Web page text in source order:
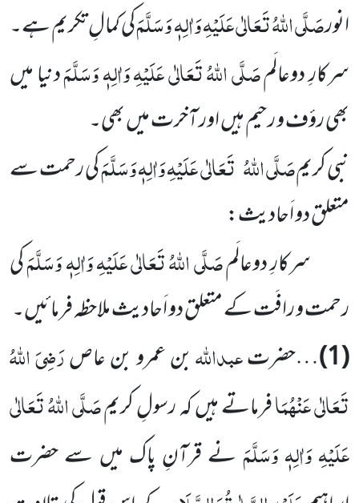
انورصَلَّی اللہُ تَعَالٰی عَلَیْہِ وَاٰلِہٖ وَسَلَّمَکی کمالِ تکریم ہے۔
سرکارِ دوعالَمصَلَّی اللہُ تَعَالٰی عَلَیْہِ وَاٰلِہٖ وَسَلَّمَدنیا میں
بھی رؤف و رحیم ہیں اور آخرت میں بھی۔
نبی کریمصَلَّی اللہُ تَعَالٰی عَلَیْہِ وَاٰلِہٖ وَسَلَّمَکی رحمت سے
متعلق دو اَحادیث:
سرکارِ دوعالَمصَلَّی اللہُ تَعَالٰی عَلَیْہِ وَاٰلِہٖ وَسَلَّمَکی
رحمت و رافَت کے متعلق دو اَحادیث ملاحظہ فرمائیں۔
(1) …حضرتعبداللہبن عمرو بن عاصرَضِیَ اللہُ
تَعَالٰی عَنْہُمَافرماتے ہیں کہ رسولِ کریمصَلَّی اللہُ تَعَالٰی
عَلَیْہِ وَاٰلِہٖ وَسَلَّمَنے قرآنِ پاک میں سے حضرت